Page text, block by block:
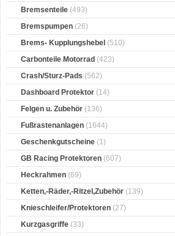
Bremsenteile (493)
Bremspumpen (26)
Brems- Kupplungshebel (510)
Carbonteile Motorrad (423)
Crash/Sturz-Pads (562)
Dashboard Protektor (14)
Felgen u. Zubehör (136)
Fußrastenanlagen (1644)
Geschenkgutscheine (1)
GB Racing Protektoren (607)
Heckrahmen (69)
Ketten,-Räder,-Ritzel,Zubehör (139)
Knieschleifer/Protektoren (27)
Kurzgasgriffe (33)